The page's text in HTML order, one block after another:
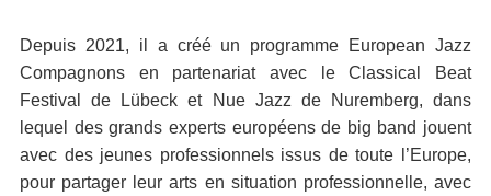
Depuis 2021, il a créé un programme European Jazz
Compagnons en partenariat avec le Classical Beat
Festival de Lübeck et Nue Jazz de Nuremberg, dans
lequel des grands experts européens de big band jouent
avec des jeunes professionnels issus de toute l’Europe,
pour partager leur arts en situation professionnelle, avec